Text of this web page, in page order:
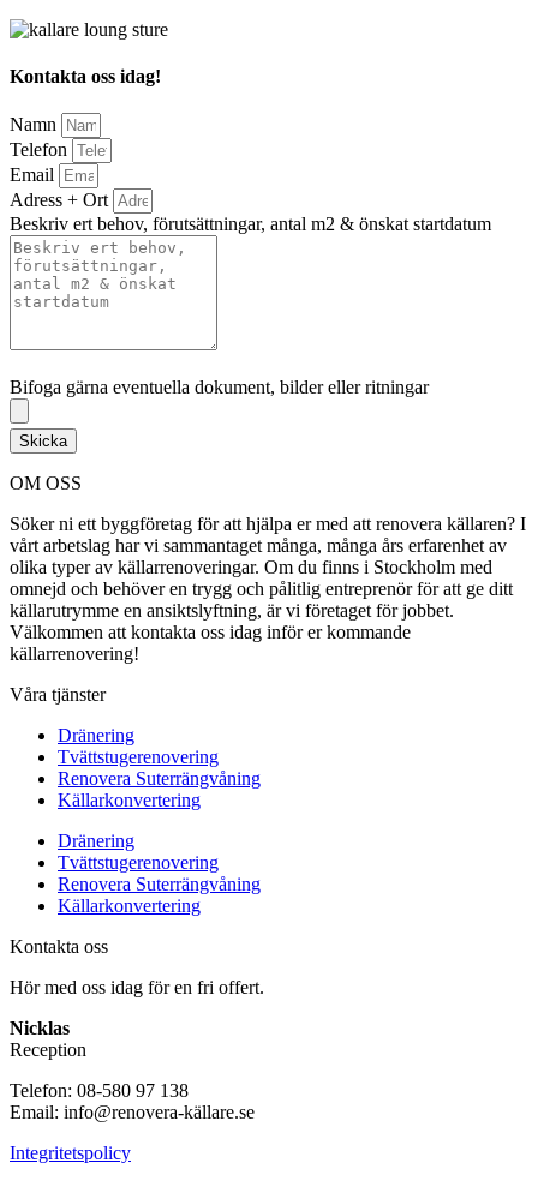
Kontakta oss idag!
Namn
Telefon
Email
Adress + Ort
Beskriv ert behov, förutsättningar, antal m2 & önskat startdatum
Bifoga gärna eventuella dokument, bilder eller ritningar
Skicka
OM OSS
Söker ni ett byggföretag för att hjälpa er med att renovera källaren? I
vårt arbetslag har vi sammantaget många, många års erfarenhet av
olika typer av källarrenoveringar. Om du finns i Stockholm med
omnejd och behöver en trygg och pålitlig entreprenör för att ge ditt
källarutrymme en ansiktslyftning, är vi företaget för jobbet.
Välkommen att kontakta oss idag inför er kommande
källarrenovering!
Våra tjänster
Dränering
Tvättstugerenovering
Renovera Suterrängvåning
Källarkonvertering
Dränering
Tvättstugerenovering
Renovera Suterrängvåning
Källarkonvertering
Kontakta oss
Hör med oss idag för en fri offert.
Nicklas
Reception
Telefon: 08-580 97 138
Email: info@renovera-källare.se
Integritetspolicy